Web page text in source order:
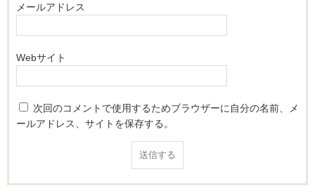
メールアドレス
Webサイト
次回のコメントで使用するためブラウザーに自分の名前、メ
ールアドレス、サイトを保存する。